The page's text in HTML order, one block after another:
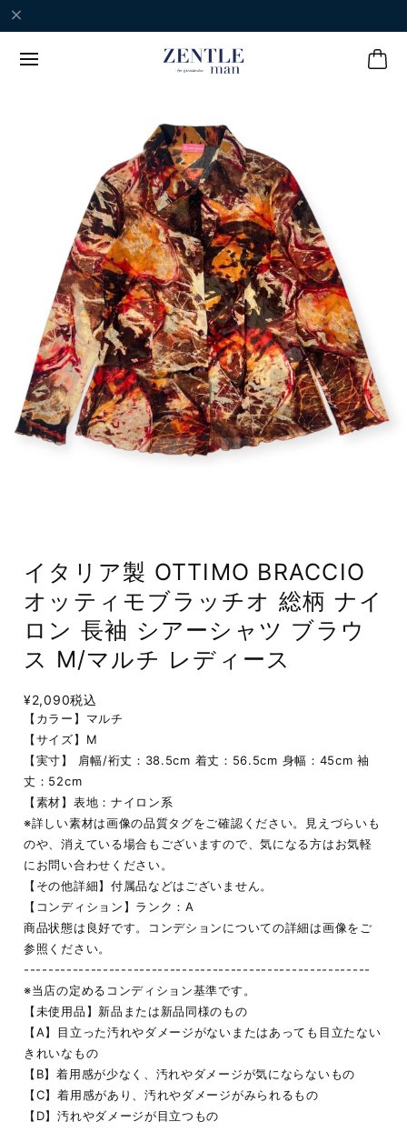
イタリア製 OTTIMO BRACCIO
オッティモブラッチオ 総柄 ナイ
ロン 長袖 シアーシャツ ブラウ
ス M/マルチ レディース
¥2,090税込
【カラー】マルチ
【サイズ】M
【実寸】 肩幅/裄丈：38.5cm 着丈：56.5cm 身幅：45cm 袖
丈：52cm
【素材】表地：ナイロン系
※詳しい素材は画像の品質タグをご確認ください。見えづらいも
のや、消えている場合もございますので、気になる方はお気軽
にお問い合わせください。
【その他詳細】付属品などはございません。
【コンディション】ランク：A
商品状態は良好です。コンデションについての詳細は画像をご
参照ください。
---------------------------------------------------------
※当店の定めるコンディション基準です。
【未使用品】新品または新品同様のもの
【A】目立った汚れやダメージがないまたはあっても目立たない
きれいなもの
【B】着用感が少なく、汚れやダメージが気にならないもの
【C】着用感があり、汚れやダメージがみられるもの
【D】汚れやダメージが目立つもの